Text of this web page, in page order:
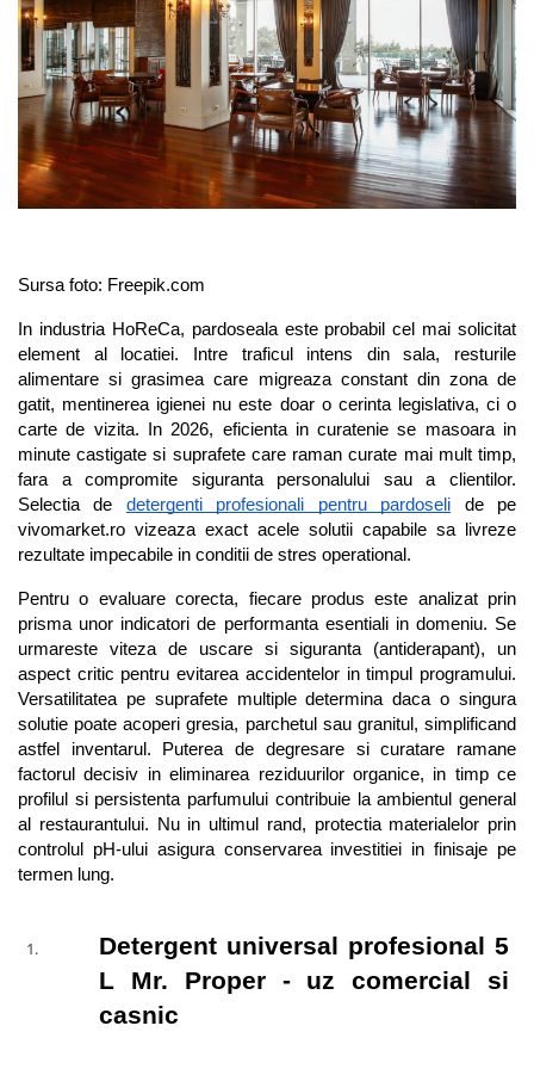
Sosuri si dressinguri
Siropuri si toppinguri
Condimente
Faina, orez & alte alimente de baza
Paste fainoase si cereale
Ulei, otet
tartinabile
Chipsuri & Snaksuri
Conserve
Bauturi alcoolice
Chipsuri & Snacksuri
Bauturi Non-Alcoolice
Bauturi carbogazoase
Bauturi necarbogazoase
Bauturi energizante
Apa
Siropuri
Hartie igienica
Dezinfectant toaleta
Detartrant toaleta
Solutii suprafete baie
Odorizant toaleta
Absorbant umiditate
Solutii desfundat tevi
Detergent vase
Solutii suprafete bucatarie
Saci menajeri
Bureti vase si lavete
Folii si pungi alimentare
Prosoape de hartie si servetele
Manusi unica folosinta
Vesela unica folosinta
Maturi, mopuri si galeti
Produse curatare casa si exterior
Detergenti universali
Solutii dezinfectante
Servetele umede antibacteriene
suprafete
Solutie curatat mobila
Solutie curatat podele
Solutie curatat geamuri
Stergatoare geam
Solutie curatat covoare
Produse ingrijire incaltaminte si
Odorizant camera
Servetele umede antibacteriene
pentru maini
Lotiuni si creme de corp
Tratamente ingrijire corp
Deodorante si antiperspirante
Ceara, benzi si creme depilatoare
Plasturi
Sampon de par
Balsam de par
Tratamente si masca de par
Vopsea de par si oxidant
Fixativ si spuma de par
Ceara de par si gel
Produse ingrijire barba si mustata
Igiena intima
Geluri si deodorante igiena intima
Tampoane si absorbante
Scutece adulti
Solare
Produse autobronzante
Produse cu protectie solara
Igiena dentara
Pasta de dinti
Produse manichiura & pedichiura
Oja
Dizolvante si tratamente pentru
Luciu si balsam de buze
Produse dezinfectante
Alcool sanitar
Sursa foto: Freepik.com
In industria HoReCa, pardoseala este probabil cel mai solicitat
element al locatiei. Intre traficul intens din sala, resturile
alimentare si grasimea care migreaza constant din zona de
gatit, mentinerea igienei nu este doar o cerinta legislativa, ci o
carte de vizita. In 2026, eficienta in curatenie se masoara in
minute castigate si suprafete care raman curate mai mult timp,
fara a compromite siguranta personalului sau a clientilor.
Selectia de detergenti profesionali pentru pardoseli de pe
vivomarket.ro vizeaza exact acele solutii capabile sa livreze
rezultate impecabile in conditii de stres operational.
Pentru o evaluare corecta, fiecare produs este analizat prin
prisma unor indicatori de performanta esentiali in domeniu. Se
urmareste viteza de uscare si siguranta (antiderapant), un
aspect critic pentru evitarea accidentelor in timpul programului.
Versatilitatea pe suprafete multiple determina daca o singura
solutie poate acoperi gresia, parchetul sau granitul, simplificand
astfel inventarul. Puterea de degresare si curatare ramane
factorul decisiv in eliminarea reziduurilor organice, in timp ce
profilul si persistenta parfumului contribuie la ambientul general
al restaurantului. Nu in ultimul rand, protectia materialelor prin
controlul pH-ului asigura conservarea investitiei in finisaje pe
termen lung.
Detergent universal profesional 5
L Mr. Proper - uz comercial si
casnic